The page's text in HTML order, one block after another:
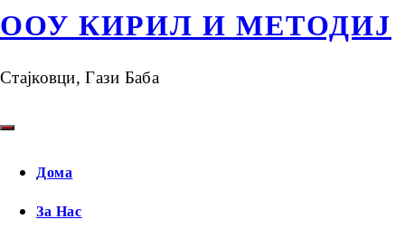
ООУ КИРИЛ И МЕТОДИЈ
Стајковци, Гази Баба
Дома
За Нас